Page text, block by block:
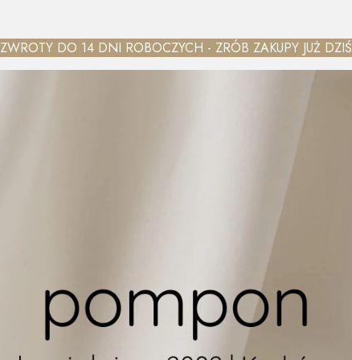
ZWROTY DO 14 DNI ROBOCZYCH - ZRÓB ZAKUPY JUŻ DZIŚ